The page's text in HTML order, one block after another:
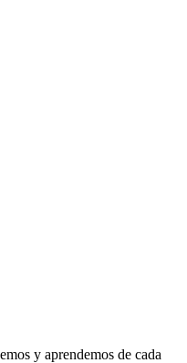
y aprendemos de cada